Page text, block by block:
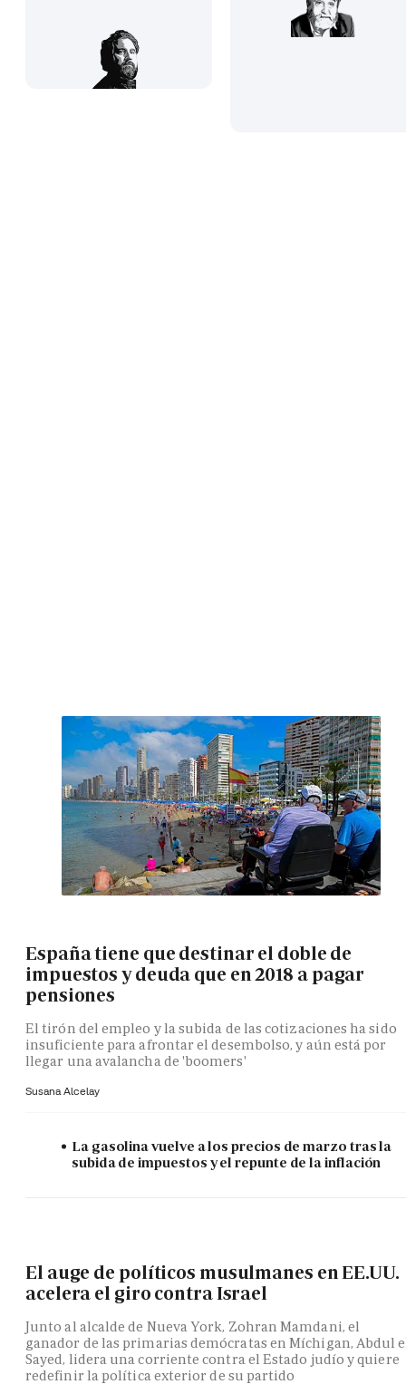
España tiene que destinar el doble de
impuestos y deuda que en 2018 a pagar
pensiones
El tirón del empleo y la subida de las cotizaciones ha sido
insuficiente para afrontar el desembolso, y aún está por
llegar una avalancha de 'boomers'
Susana Alcelay
La gasolina vuelve a los precios de marzo tras la
subida de impuestos y el repunte de la inflación
El auge de políticos musulmanes en EE.UU.
acelera el giro contra Israel
Junto al alcalde de Nueva York, Zohran Mamdani, el
ganador de las primarias demócratas en Míchigan, Abdul
Sayed, lidera una corriente contra el Estado judío y quiere
redefinir la política exterior de su partido